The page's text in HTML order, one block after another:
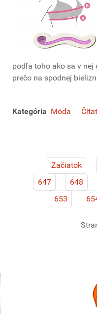
podľa toho ako sa v nej
prečo na spodnej
Kategória Móda
Začiatok
647
648
653